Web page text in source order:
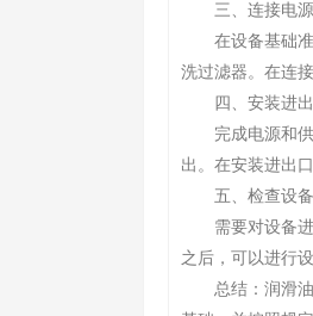
三、连接电源
在设备基础准
洗过滤器。在连
四、安装进出
完成电源和供
出。在安装进出
五、检查设备
需要对设备进
之后，可以进行
总结：润滑油